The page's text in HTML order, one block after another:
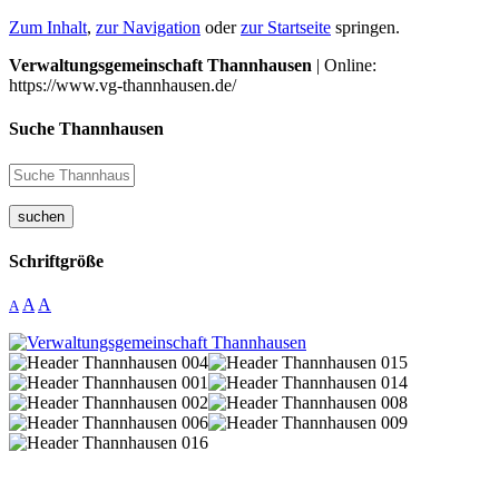
Zum Inhalt, zur Navigation oderzur Startseite springen.
Verwaltungsgemeinschaft Thannhausen | Online:
https://www.vg-thannhausen.de/
Suche Thannhausen
suchen
Schriftgröße
A A A